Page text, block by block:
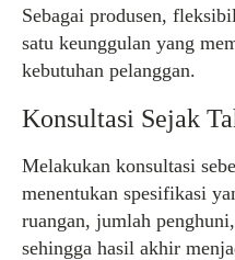
Sebagai produsen,
satu keunggulan yang
kebutuhan pelanggan.
Konsultasi Sejak
Melakukan konsultasi
menentukan spesifikasi
ruangan, jumlah
sehingga hasil akhir